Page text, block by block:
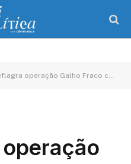
Galho Fraco contra desvio de verbas de cotas parlamentares